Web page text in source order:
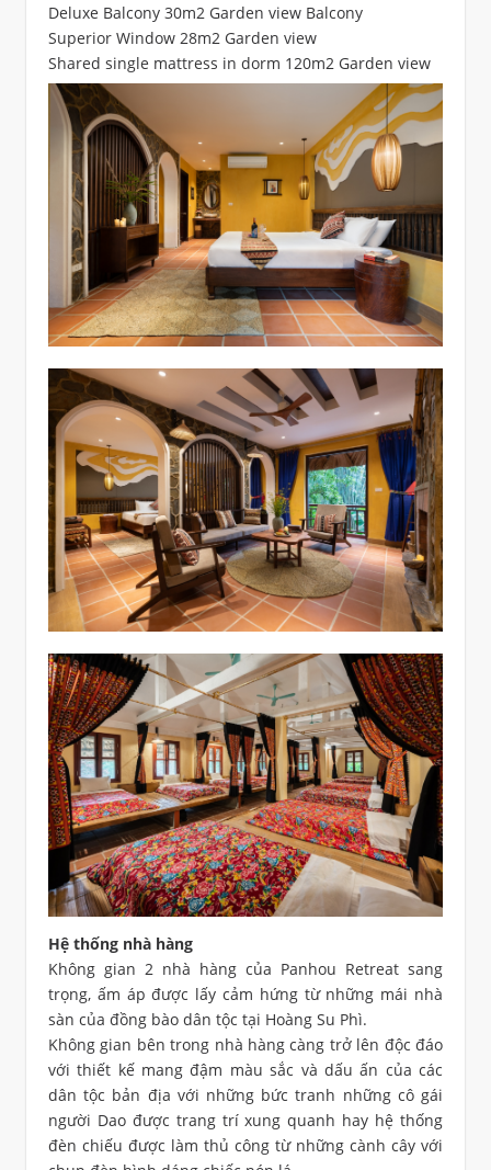
Deluxe Balcony 30m2 Garden view Balcony
Superior Window 28m2 Garden view
Shared single mattress in dorm 120m2 Garden view
Hệ thống nhà hàng
Không gian 2 nhà hàng của Panhou Retreat sang
trọng, ấm áp được lấy cảm hứng từ những mái nhà
sàn của đồng bào dân tộc tại Hoàng Su Phì.
Không gian bên trong nhà hàng càng trở lên độc đáo
với thiết kế mang đậm màu sắc và dấu ấn của các
dân tộc bản địa với những bức tranh những cô gái
người Dao được trang trí xung quanh hay hệ thống
đèn chiếu được làm thủ công từ những cành cây với